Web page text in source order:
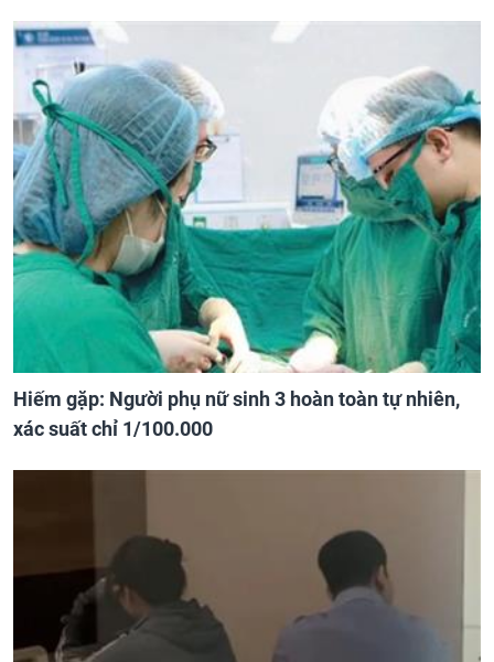
Hiếm gặp: Người phụ nữ sinh 3 hoàn toàn tự nhiên,
xác suất chỉ 1/100.000